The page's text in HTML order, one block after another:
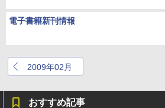
電子書籍新刊情報
2009年02月
おすすめ記事